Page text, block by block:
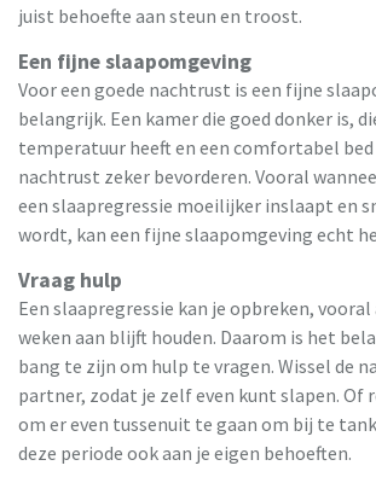
juist behoefte aan steun en troost.
Een fijne slaapomgeving
Voor een goede nachtrust is een fijne
belangrijk. Een kamer die goed donker is,
temperatuur heeft en een comfortabel bed
nachtrust zeker bevorderen. Vooral
een slaapregressie moeilijker inslaapt en
wordt, kan een fijne slaapomgeving echt
Vraag hulp
Een slaapregressie kan je opbreken, vooral
weken aan blijft houden. Daarom is het
bang te zijn om hulp te vragen. Wissel de
partner, zodat je zelf even kunt slapen. Of
om er even tussenuit te gaan om bij te
deze periode ook aan je eigen behoeften.